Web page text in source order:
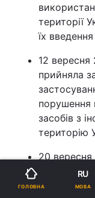
території
їх
12
прийняла
порушення
засобів з
територію
20 вересня
ГОЛОВНА
RU
МОВА